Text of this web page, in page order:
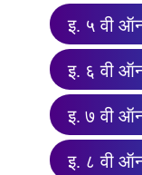
इ. ५ वी
इ. ६ वी
इ. ७ वी
इ. ८ वी